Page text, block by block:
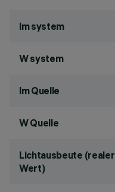
lm system
W system
lm Quelle
W Quelle
Lichtausbeute (realer
Wert)